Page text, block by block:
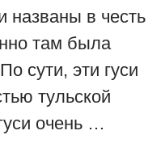
названы в честь
там была
сути, эти гуси
тульской
очень …